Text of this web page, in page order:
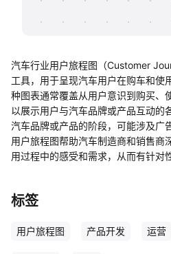
汽车行业用户旅程图（Customer
工具，用于呈现汽车用户在购车和使
种图表通常覆盖从用户意识到购买、
以展示用户与汽车品牌或产品互动的
汽车品牌或产品的阶段，可能涉及广
用户旅程图帮助汽车制造商和销售商
用过程中的感受和需求，从而有针对
标签
用户旅程图 产品开发 运营